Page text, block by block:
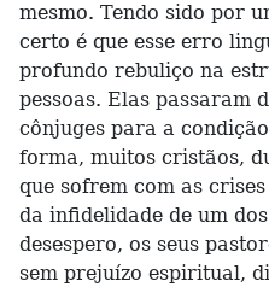
mesmo. Tendo sido por
certo é que esse erro
profundo rebuliço na
pessoas. Elas passaram
cônjuges para a
forma, muitos cristãos,
que sofrem com as
da infidelidade de um
desespero, os seus
sem prejuízo espiritual,